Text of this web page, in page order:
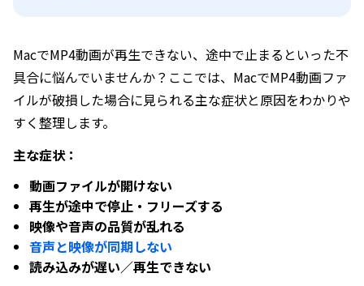
MacでMP4動画が再生できない、途中で止まるといった不
具合に悩んでいませんか？ここでは、MacでMP4動画ファ
イルが破損した場合に見られる主な症状と原因をわかりや
すく整理します。
主な症状：
動画ファイルが開けない
再生が途中で停止・フリーズする
映像や音声の品質が乱れる
音声と映像が同期しない
読み込みが遅い／再生できない